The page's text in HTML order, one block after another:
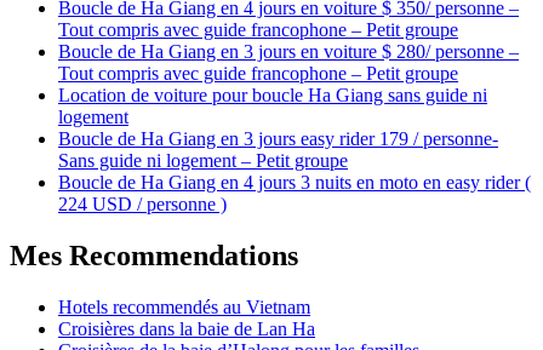
Boucle de Ha Giang en 4 jours en voiture $ 350/ personne –
Tout compris avec guide francophone – Petit groupe
Boucle de Ha Giang en 3 jours en voiture $ 280/ personne –
Tout compris avec guide francophone – Petit groupe
Location de voiture pour boucle Ha Giang sans guide ni
logement
Boucle de Ha Giang en 3 jours easy rider 179 / personne-
Sans guide ni logement – Petit groupe
Boucle de Ha Giang en 4 jours 3 nuits en moto en easy rider (
224 USD / personne )
Mes Recommendations
Hotels recommendés au Vietnam
Croisières dans la baie de Lan Ha